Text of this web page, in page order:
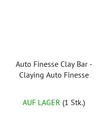
Auto Finesse Clay Bar -
Claying Auto Finesse
AUF LAGER (1 Stk.)